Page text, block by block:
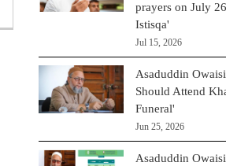
prayers on July
Istisqa'
Jul 15, 2026
Asaduddin
Should Attend
Funeral'
Jun 25, 2026
Asaduddin